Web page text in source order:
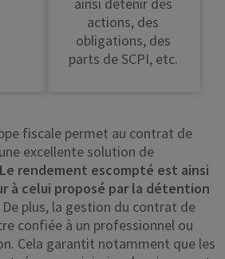
actions, des
obligations, des
parts de SCPI, etc.
fiscale permet au contrat de
excellente solution de
Le rendement escompté est ainsi
à celui proposé par la détention
De plus, la gestion du contrat de
confiée à un professionnel ou
Cela garantit notamment que les